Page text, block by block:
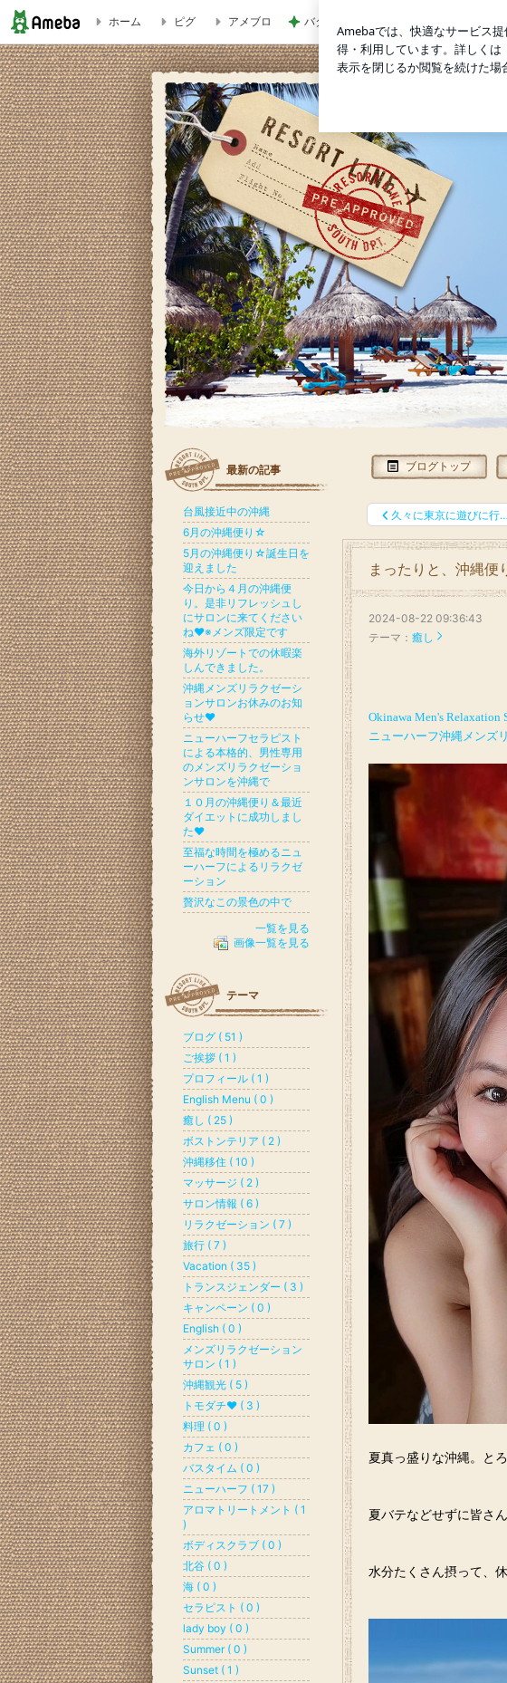
まったりと、沖縄便り。 | 沖縄ニューハーフ癒しブログ
ホーム ピグ アメブロ バターがじゅわる厚切りトースト
ブログトップ
久々に東京に遊びに行…
まったりと、沖縄便
2024-08-22 09:36:43
テーマ： 癒し
Okinawa Men's Relaxation
ニューハーフ沖縄メンズ
夏真っ盛りな沖縄。と
夏バテなどせずに皆さ
水分たくさん摂って、
最新の記事
台風接近中の沖縄
6月の沖縄便り☆
5月の沖縄便り☆誕生日を
迎えました
今日から４月の沖縄便
り。是非リフレッシュし
にサロンに来てください
ね♥※メンズ限定です
海外リゾートでの休暇楽
しんできました。
沖縄メンズリラクゼーシ
ョンサロンお休みのお知
らせ♥
ニューハーフセラピスト
による本格的、男性専用
のメンズリラクゼーショ
ンサロンを沖縄で
１０月の沖縄便り＆最近
ダイエットに成功しまし
た♥
至福な時間を極めるニュ
ーハーフによるリラクゼ
ーション
贅沢なこの景色の中で
一覧を見る
画像一覧を見る
テーマ
ブログ ( 51 )
ご挨拶 ( 1 )
プロフィール ( 1 )
English Menu ( 0 )
癒し ( 25 )
ボストンテリア ( 2 )
沖縄移住 ( 10 )
マッサージ ( 2 )
サロン情報 ( 6 )
リラクゼーション ( 7 )
旅行 ( 7 )
Vacation ( 35 )
トランスジェンダー ( 3 )
キャンペーン ( 0 )
English ( 0 )
メンズリラクゼーション
サロン ( 1 )
沖縄観光 ( 5 )
トモダチ♥ ( 3 )
料理 ( 0 )
カフェ ( 0 )
バスタイム ( 0 )
ニューハーフ ( 17 )
アロマトリートメント ( 1
)
ボディスクラブ ( 0 )
北谷 ( 0 )
海 ( 0 )
セラピスト ( 0 )
lady boy ( 0 )
Summer ( 0 )
Sunset ( 1 )